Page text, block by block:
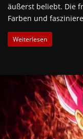
äußerst beliebt. Die
Farben und
Weiterlesen